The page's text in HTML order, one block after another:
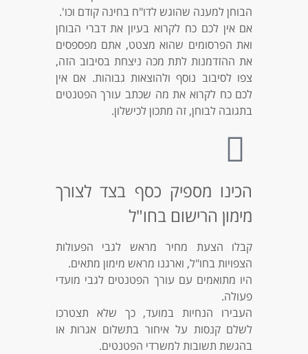
הבוחן למענה שהוגש לדו"ח בחינה קודם וכו'.
אם אין לכם כח לקרוא בעיון את דברי הבוחן
ואת הפרסומים שהוא מצטט, אתם מפספסים
את ההזדמנות לתת מכה ניצחת בסיבוב הזה,
צפו לסיבוב נוסף ולהוצאות גבוהות.אם אין
לכם כח לקרוא את מה שכתב עורך הפטנטים
בתגובה לבוחן, זה מתכון לכישלון.
הכינו מספיק כסף בצד לצורך
מימון הרישום בחו"ל
קבלו הצעת מחיר מראש לגבי הפעולות
הצפויות בחו"ל, וארגנו מראש מימון מתאים.
היו מתואמים עם עורך הפטנטים לגבי מועדי
פעולה.
העבירו הנחיות במועד, כך שלא תצטרכו
לשלם קנסות על איחור בתשלום אגרות או
בהגשת תשובות למשרדי הפטנטים.